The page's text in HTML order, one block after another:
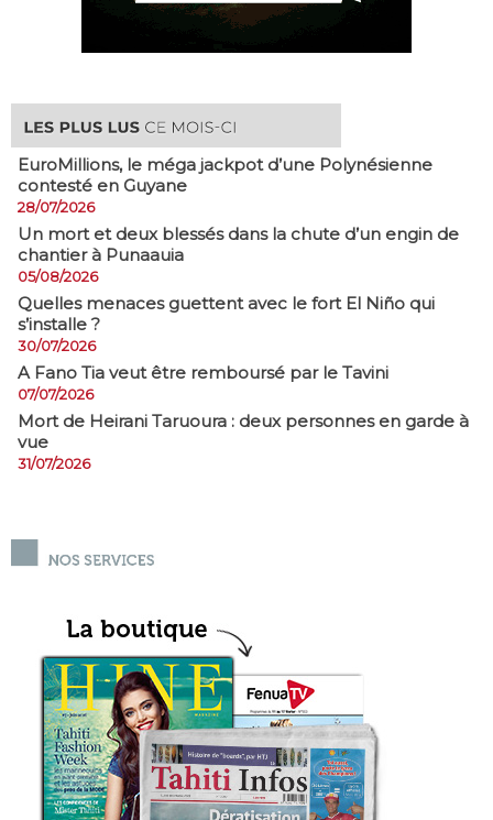
EuroMillions, ​le méga jackpot d’une Polynésienne
contesté en Guyane
28/07/2026
​Un mort et deux blessés dans la chute d’un engin de
chantier à Punaauia
05/08/2026
Quelles menaces guettent avec le fort El Niño qui
s’installe ?
30/07/2026
A Fano Tia veut être remboursé par le Tavini
07/07/2026
Mort de Heirani Taruoura : deux personnes en garde à
vue
31/07/2026